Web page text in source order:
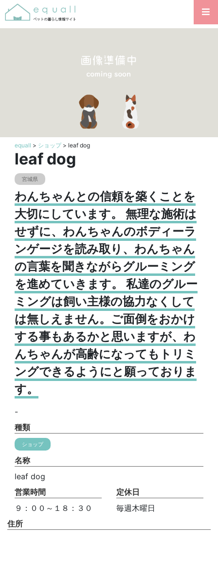
equall > ショップ> leaf dog
leaf dog
宮城県
わんちゃんとの信頼を築くことを
大切にしています。 無理な施術は
せずに、わんちゃんのボディーラ
ンゲージを読み取り、わんちゃん
の言葉を聞きながらグルーミング
を進めていきます。 私達のグルー
ミングは飼い主様の協力なくして
は無しえません。ご面倒をおかけ
する事もあるかと思いますが、わ
んちゃんが高齢になってもトリミ
ングできるようにと願っておりま
す。
-
種類
ショップ
名称
leaf dog
営業時間
９：００～１８：３０
定休日
毎週木曜日
住所